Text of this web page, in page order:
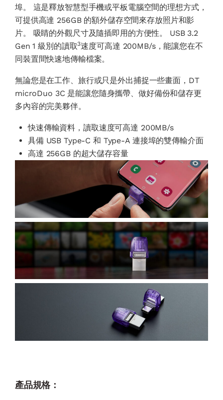
埠。 這是釋放智慧型手機或平板電腦空間的理想方式，
可提供高達 256GB 的額外儲存空間來存放照片和影
片。 吸睛的外觀尺寸及隨插即用的方便性。 USB 3.2
Gen 1 級別的讀取3速度可高達 200MB/s，能讓您在不
同裝置間快速地傳輸檔案。
無論您是在工作、旅行或只是外出捕捉一些畫面，DT
microDuo 3C 是能讓您隨身攜帶、做好備份和儲存更
多內容的完美夥伴。
快速傳輸資料，讀取速度可高達 200MB/s
具備 USB Type-C 和 Type-A 連接埠的雙傳輸介面
高達 256GB 的超大儲存容量
產品規格：